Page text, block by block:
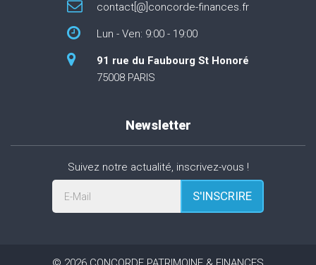
contact[@]concorde-finances.fr
Lun - Ven: 9:00 - 19:00
91 rue du Faubourg St Honoré
75008 PARIS
Newsletter
Suivez notre actualité, inscrivez-vous !
E-Mail S'INSCRIRE